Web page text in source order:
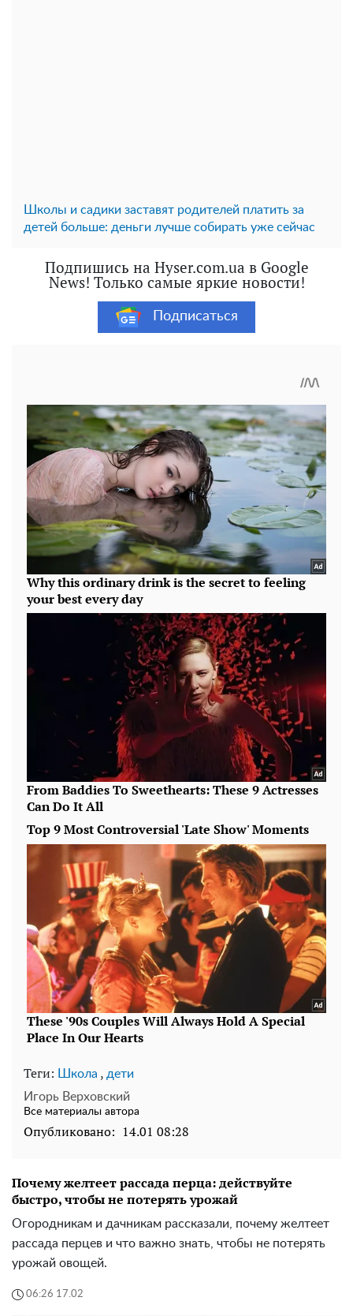
Школы и садики заставят родителей платить за
детей больше: деньги лучше собирать уже сейчас
Подпишись на Hyser.com.ua в Google
News! Только самые яркие новости!
Подписаться
Теги: Школа , дети
Игорь Верховский
Все материалы автора
Опубликовано: 14.01 08:28
Почему желтеет рассада перца: действуйте
быстро, чтобы не потерять урожай
Огородникам и дачникам рассказали, почему желтеет
рассада перцев и что важно знать, чтобы не потерять
урожай овощей.
06:26 17.02